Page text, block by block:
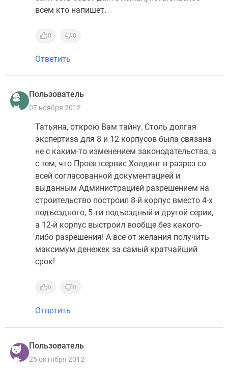
всем кто напишет.
0 0
Ответить
Пользователь
07 ноября 2012
Татьяна, открою Вам тайну. Столь долгая
экспертиза для 8 и 12 корпусов была связана
не с каким-то изменением законодательства, а
с тем, что Проектсервис Холдинг в разрез со
всей согласованной документацией и
выданным Администрацией разрешением на
строительство построил 8-й корпус вместо 4-х
подъездного, 5-ти подъездный и другой серии,
а 12-й корпус выстроил вообще без какого-
либо разрешения! А все от желания получить
максимум денежек за самый кратчайший
срок!
0 0
Ответить
Пользователь
25 октября 2012